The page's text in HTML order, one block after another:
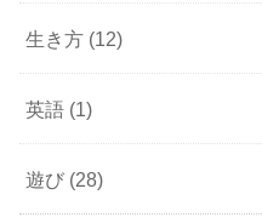
生き方 (12)
英語 (1)
遊び (28)